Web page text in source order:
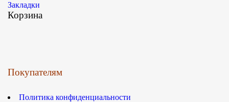
Закладки
Корзина
Покупателям
Политика конфиденциальности